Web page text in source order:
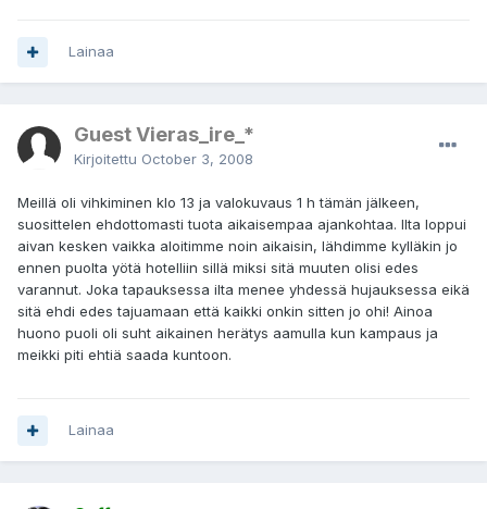
Lainaa
Guest Vieras_ire_*
Kirjoitettu October 3, 2008
Meillä oli vihkiminen klo 13 ja valokuvaus 1 h tämän jälkeen,
suosittelen ehdottomasti tuota aikaisempaa ajankohtaa. Ilta loppui
aivan kesken vaikka aloitimme noin aikaisin, lähdimme kylläkin jo
ennen puolta yötä hotelliin sillä miksi sitä muuten olisi edes
varannut. Joka tapauksessa ilta menee yhdessä hujauksessa eikä
sitä ehdi edes tajuamaan että kaikki onkin sitten jo ohi! Ainoa
huono puoli oli suht aikainen herätys aamulla kun kampaus ja
meikki piti ehtiä saada kuntoon.
Lainaa